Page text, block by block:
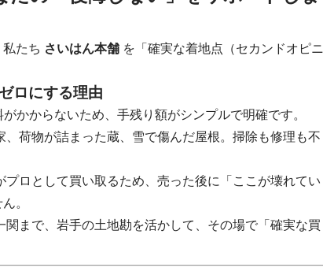
たち さいはん本舗 を「確実な着地点（セカンドオピニ
ロにする理由
かからないため、手残り額がシンプルで明確です。
、荷物が詰まった蔵、雪で傷んだ屋根。掃除も修理も不
プロとして買い取るため、売った後に「ここが壊れてい
。
関まで、岩手の土地勘を活かして、その場で「確実な買